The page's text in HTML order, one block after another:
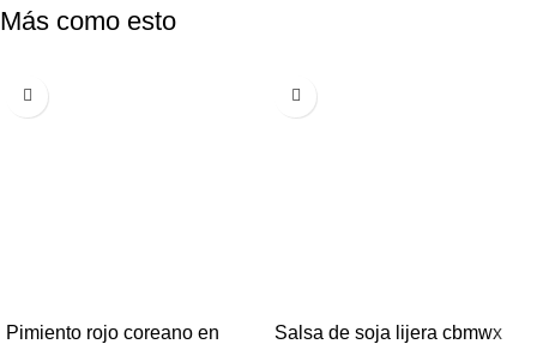
Más como esto
Pimiento rojo coreano en
Salsa de soja lijera cbmwx